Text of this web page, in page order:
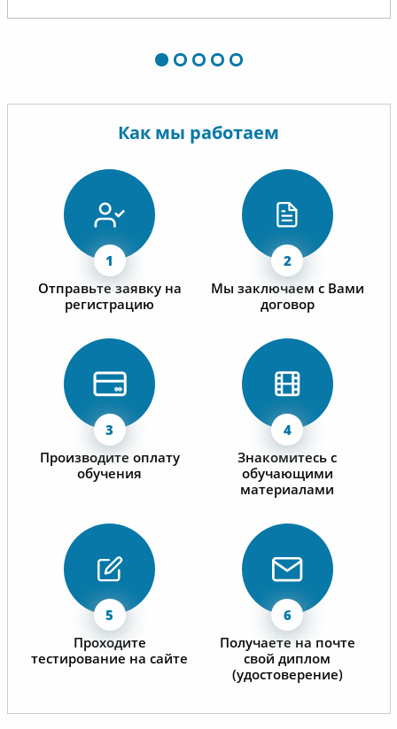
Как мы работаем
Отправьте заявку на
регистрацию
Мы заключаем с Вами
договор
Производите оплату
обучения
Знакомитесь с
обучающими
материалами
Проходите
тестирование на сайте
Получаете на почте
свой диплом
(удостоверение)